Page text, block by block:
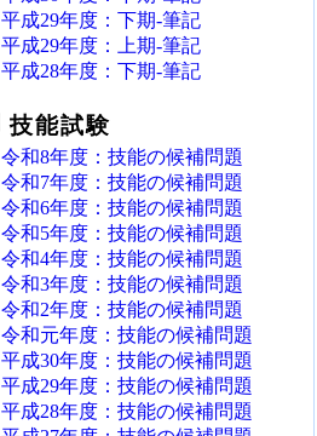
平成29年度：下期‐筆記
平成29年度：上期‐筆記
平成28年度：下期‐筆記
技能試験
令和8年度：技能の候補問題
令和7年度：技能の候補問題
令和6年度：技能の候補問題
令和5年度：技能の候補問題
令和4年度：技能の候補問題
令和3年度：技能の候補問題
令和2年度：技能の候補問題
令和元年度：技能の候補問題
平成30年度：技能の候補問題
平成29年度：技能の候補問題
平成28年度：技能の候補問題